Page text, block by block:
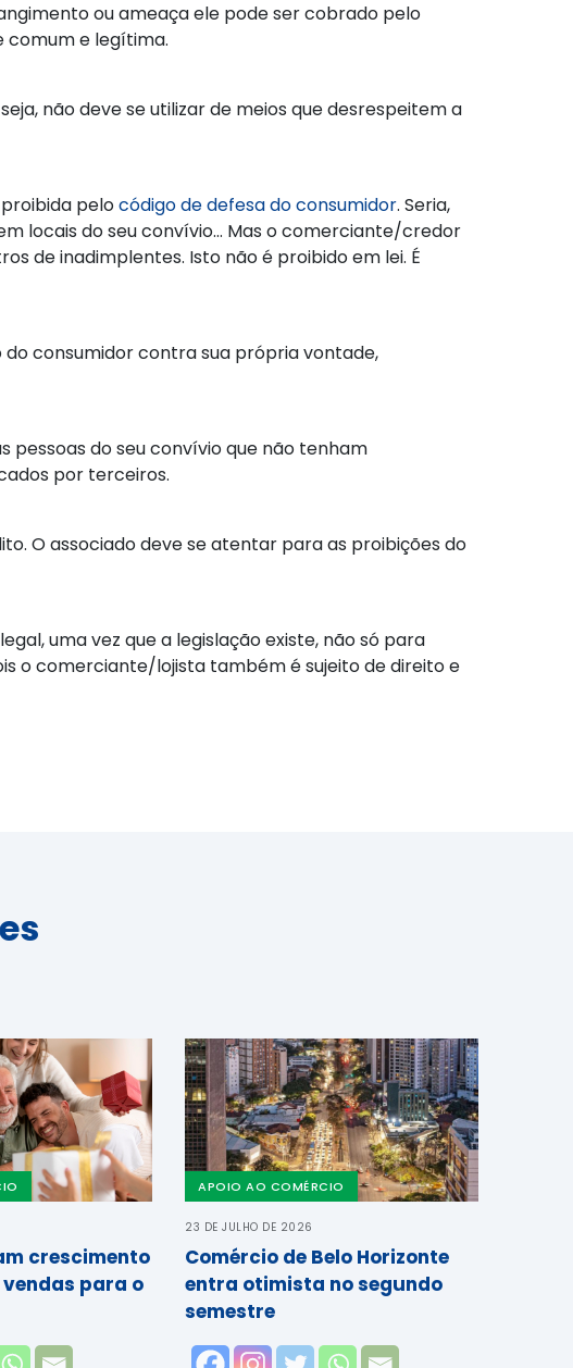
ou ameaça ele pode ser cobrado pelo
comum e legítima.
não deve se utilizar de meios que desrespeitem a
pelocódigo de defesa do consumidor. Seria,
locais do seu convívio… Mas o comerciante/credor
de inadimplentes. Isto não é proibido em lei. É
consumidor contra sua própria vontade,
do seu convívio que não tenham
por terceiros.
O associado deve se atentar para as proibições do
uma vez que a legislação existe, não só para
o comerciante/lojista também é sujeito de direito e
crescimento
vendas para o
APOIO AO COMÉRCIO
23 DE JULHO DE 2026
Comércio de Belo Horizonte
entra otimista no segundo
semestre